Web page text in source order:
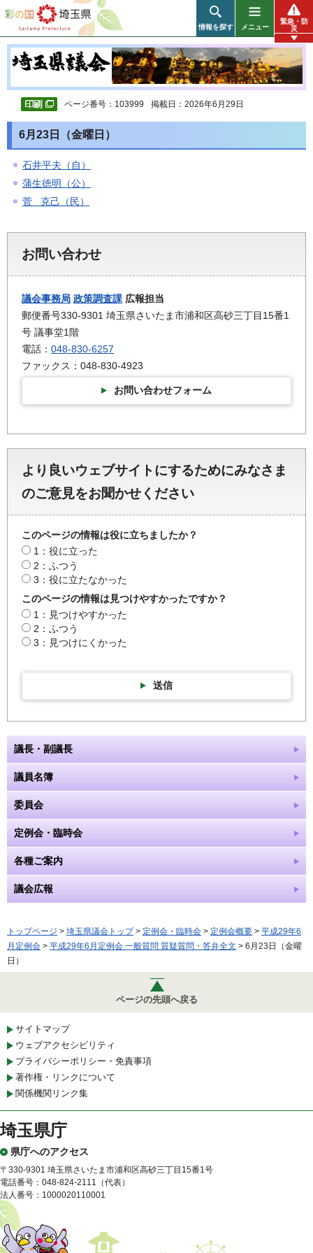
彩の国 埼玉県
情報を探す メニュー
緊急・防
災
ページ番号：103999 掲載日：2026年6月29日
6月23日（金曜日）
石井平夫（自）
蒲生徳明（公）
菅 克己（民）
お問い合わせ
議会事務局 政策調査課 広報担当
郵便番号330-9301 埼玉県さいたま市浦和区高砂三丁目15番1
号 議事堂1階
電話： 048-830-6257
ファックス：048-830-4923
お問い合わせフォーム
より良いウェブサイトにするためにみなさま
のご意見をお聞かせください
このページの情報は役に立ちましたか？
1：役に立った
2：ふつう
3：役に立たなかった
このページの情報は見つけやすかったですか？
1：見つけやすかった
2：ふつう
3：見つけにくかった
送信
議長・副議長
議員名簿
委員会
定例会・臨時会
各種ご案内
議会広報
トップページ > 埼玉県議会トップ> 定例会・臨時会 > 定例会概要 > 平成29年6
月定例会 > 平成29年6月定例会 一般質問 質疑質問・答弁全文 > 6月23日（金曜
日）
ページの先頭へ戻る
サイトマップ
ウェブアクセシビリティ
プライバシーポリシー・免責事項
著作権・リンクについて
関係機関リンク集
埼玉県庁
県庁へのアクセス
〒330-9301 埼玉県さいたま市浦和区高砂三丁目15番1号
電話番号：048-824-2111（代表）
法人番号：1000020110001